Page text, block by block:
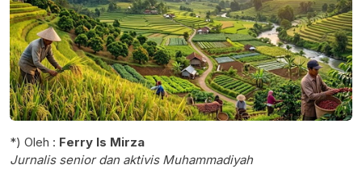
*) Oleh : Ferry Is Mirza
Jurnalis senior dan aktivis Muhammadiyah